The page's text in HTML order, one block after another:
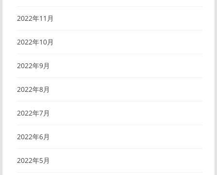
2022年11月
2022年10月
2022年9月
2022年8月
2022年7月
2022年6月
2022年5月